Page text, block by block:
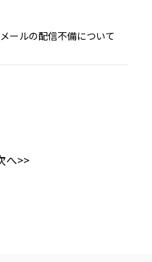
ールの配信不備について
へ>>